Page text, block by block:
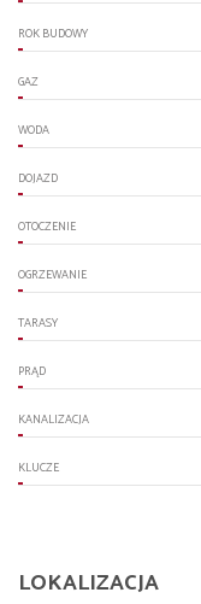
ROK BUDOWY
GAZ
WODA
DOJAZD
OTOCZENIE
OGRZEWANIE
TARASY
PRĄD
KANALIZACJA
KLUCZE
LOKALIZACJA